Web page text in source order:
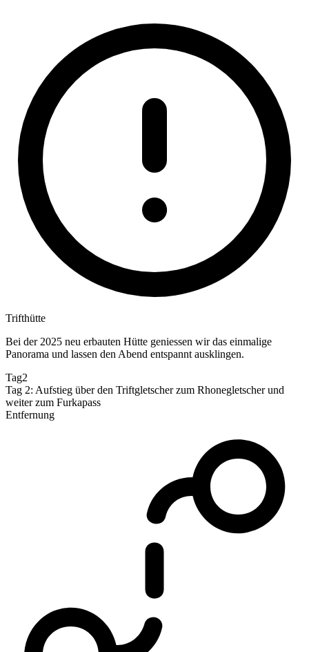
Trifthütte
Bei der 2025 neu erbauten Hütte geniessen wir das einmalige
Panorama und lassen den Abend entspannt ausklingen.
Tag2
Tag 2: Aufstieg über den Triftgletscher zum Rhonegletscher und
weiter zum Furkapass
Entfernung